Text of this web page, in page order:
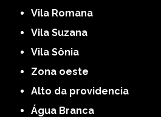
Vila Romana
Vila Suzana
Vila Sônia
Zona oeste
alto da providencia
Água Branca